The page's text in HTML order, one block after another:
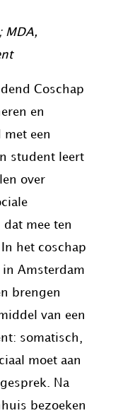
MDA,
Coschap
en
een
student leert
over
mee ten
het coschap
Amsterdam
brengen
van een
somatisch,
moet aan
Na
bezoeken